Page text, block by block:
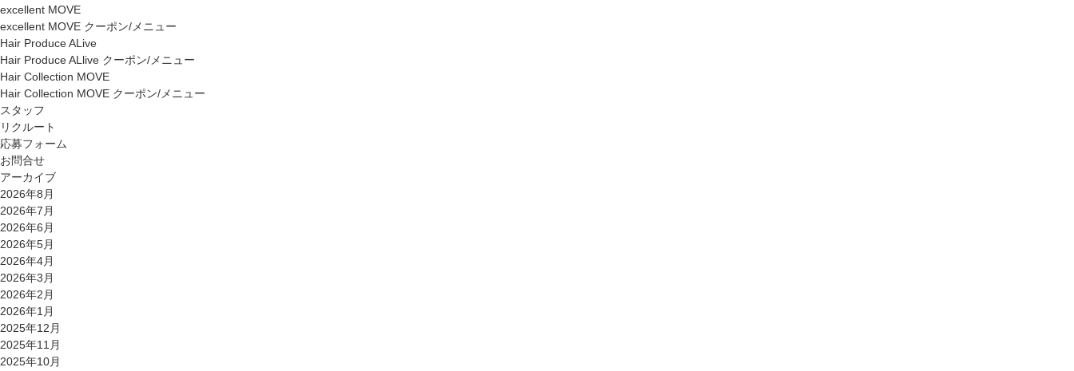
excellent MOVE
excellent MOVE クーポン/メニュー
Hair Produce ALive
Hair Produce ALlive クーポン/メニュー
Hair Collection MOVE
Hair Collection MOVE クーポン/メニュー
スタッフ
リクルート
応募フォーム
お問合せ
アーカイブ
2026年8月
2026年7月
2026年6月
2026年5月
2026年4月
2026年3月
2026年2月
2026年1月
2025年12月
2025年11月
2025年10月